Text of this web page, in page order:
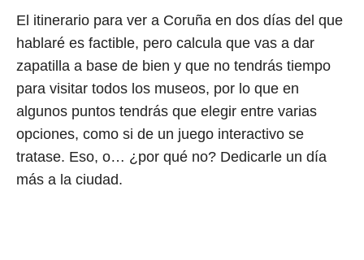
El itinerario para ver a Coruña en dos días del que
hablaré es factible, pero calcula que vas a dar
zapatilla a base de bien y que no tendrás tiempo
para visitar todos los museos, por lo que en
algunos puntos tendrás que elegir entre varias
opciones, como si de un juego interactivo se
tratase. Eso, o… ¿por qué no? Dedicarle un día
más a la ciudad.